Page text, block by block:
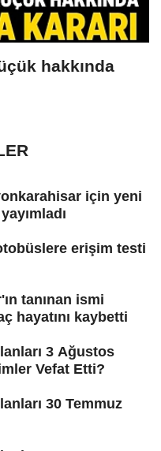
hakkında
için yeni
erişim testi
tanınan ismi
hayatını kaybetti
3 Ağustos
Vefat Etti?
30 Temmuz